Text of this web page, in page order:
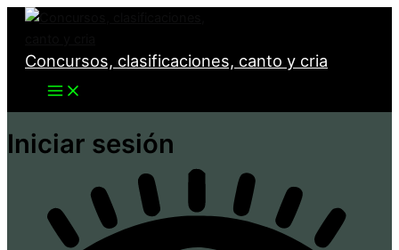
contenido
Concursos, clasificaciones, canto y cria
Iniciar sesión